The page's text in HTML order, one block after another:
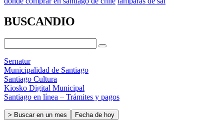
BUSCANDIO
Sernatur
Municipalidad de Santiago
Santiago Cultura
Kiosko Digital Municipal
Santiago en línea – Trámites y pagos
> Buscar en un mes Fecha de hoy